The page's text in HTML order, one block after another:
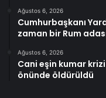
Ağustos 6, 2026
Cumhurbaşkanı
zaman bir Rum
Ağustos 6, 2026
Cani eşin kumar
önünde öldürüldü